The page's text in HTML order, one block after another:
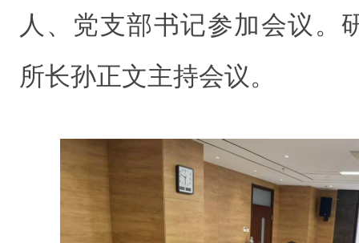
人、党支部书记参加会议。
所长孙正文主持会议。